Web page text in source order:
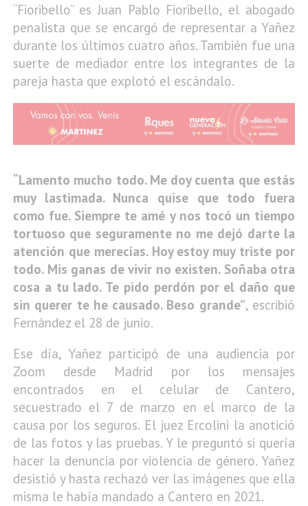
“Fioribello” es Juan Pablo Fioribello, el abogado
penalista que se encargó de representar a Yañez
durante los últimos cuatro años. También fue una
suerte de mediador entre los integrantes de la
pareja hasta que explotó el escándalo.
“Lamento mucho todo. Me doy cuenta que estás
muy lastimada. Nunca quise que todo fuera
como fue. Siempre te amé y nos tocó un tiempo
tortuoso que seguramente no me dejó darte la
atención que merecías. Hoy estoy muy triste por
todo. Mis ganas de vivir no existen. Soñaba otra
cosa a tu lado. Te pido perdón por el daño que
sin querer te he causado. Beso grande”, escribió
Fernández el 28 de junio.
Ese día, Yañez participó de una audiencia por
Zoom desde Madrid por los mensajes
encontrados en el celular de Cantero,
secuestrado el 7 de marzo en el marco de la
causa por los seguros. El juez Ercolini la anotició
de las fotos y las pruebas. Y le preguntó si quería
hacer la denuncia por violencia de género. Yañez
desistió y hasta rechazó ver las imágenes que ella
misma le había mandado a Cantero en 2021.